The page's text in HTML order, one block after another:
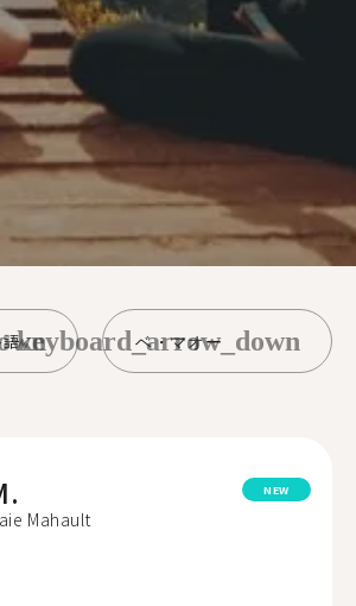
ベ・マオー
keyboard_arrow_down
Mahault
NEW